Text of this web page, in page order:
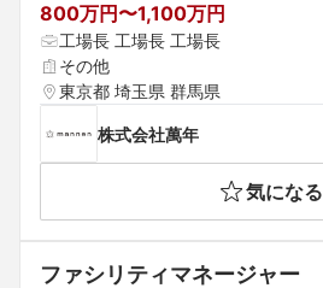
800万円〜1,100万円
工場長 工場長 工場長
その他
東京都 埼玉県 群馬県
株式会社萬年
気になる
ファシリティマネージャー